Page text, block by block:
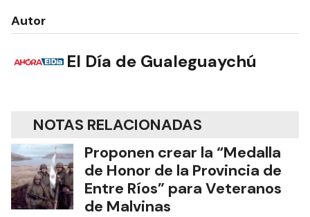
Autor
El Día de Gualeguaychú
NOTAS RELACIONADAS
Proponen crear la “Medalla
de Honor de la Provincia de
Entre Ríos” para Veteranos
de Malvinas